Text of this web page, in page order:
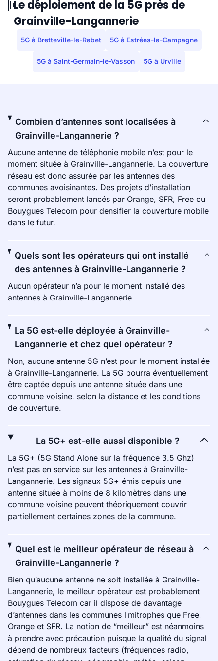
Le déploiement de la 5G près de
Grainville-Langannerie
5G à Bretteville-le-Rabet 5G à Estrées-la-Campagne
5G à Saint-Germain-le-Vasson 5G à Urville
Combien d’antennes sont localisées à
Grainville-Langannerie ?
Aucune antenne de téléphonie mobile n’est pour le
moment située à Grainville-Langannerie. La couverture
réseau est donc assurée par les antennes des
communes avoisinantes. Des projets d’installation
seront probablement lancés par Orange, SFR, Free ou
Bouygues Telecom pour densifier la couverture mobile
dans le futur.
Quels sont les opérateurs qui ont installé
des antennes à Grainville-Langannerie ?
Aucun opérateur n’a pour le moment installé des
antennes à Grainville-Langannerie.
La 5G est-elle déployée à Grainville-
Langannerie et chez quel opérateur ?
Non, aucune antenne 5G n’est pour le moment installée
à Grainville-Langannerie. La 5G pourra éventuellement
être captée depuis une antenne située dans une
commune voisine, selon la distance et les conditions
de couverture.
La 5G+ est-elle aussi disponible ?
La 5G+ (5G Stand Alone sur la fréquence 3.5 Ghz)
n’est pas en service sur les antennes à Grainville-
Langannerie. Les signaux 5G+ émis depuis une
antenne située à moins de 8 kilomètres dans une
commune voisine peuvent théoriquement couvrir
partiellement certaines zones de la commune.
Quel est le meilleur opérateur de réseau à
Grainville-Langannerie ?
Bien qu’aucune antenne ne soit installée à Grainville-
Langannerie, le meilleur opérateur est probablement
Bouygues Telecom car il dispose de davantage
d’antennes dans les communes limitrophes que Free,
Orange et SFR. La notion de “meilleur” est néanmoins
à prendre avec précaution puisque la qualité du signal
dépend de nombreux facteurs (fréquences radio,